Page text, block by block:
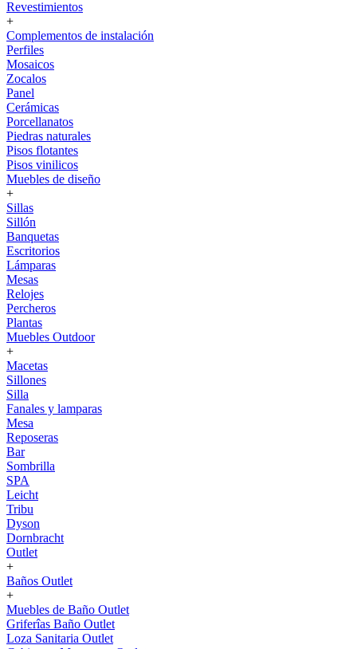
Revestimientos
+
Complementos de instalación
Perfiles
Mosaicos
Zocalos
Panel
Cerámicas
Porcellanatos
Piedras naturales
Pisos flotantes
Pisos vinilicos
Muebles de diseño
+
Sillas
Sillón
Banquetas
Escritorios
Lámparas
Mesas
Relojes
Percheros
Plantas
Muebles Outdoor
+
Macetas
Sillones
Silla
Fanales y lamparas
Mesa
Reposeras
Bar
Sombrilla
SPA
Leicht
Tribu
Dyson
Dornbracht
Outlet
+
Baños Outlet
+
Muebles de Baño Outlet
Griferîas Baño Outlet
Loza Sanitaria Outlet